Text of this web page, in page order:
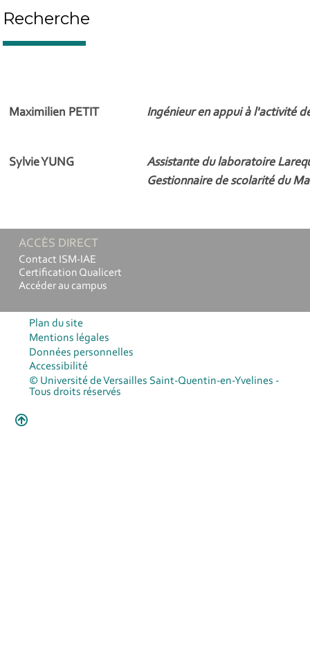
Recherche
Maximilien PETIT Ingénieur en appui à l'activité
Sylvie YUNG
Assistante du laboratoire
Gestionnaire de scolarité du
ACCÈS DIRECT
Contact ISM-IAE
Certification Qualicert
Accéder au campus
Plan du site
Mentions légales
Données personnelles
Accessibilité
© Université de Versailles Saint-Quentin-en-Yvelines -
Tous droits réservés